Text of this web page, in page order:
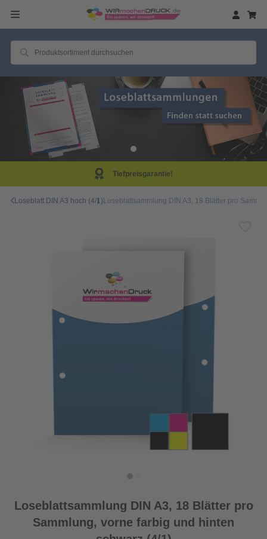
Loseblatt DIN A3 hoch (4/1)Loseblattsammlung DIN A3, 18 Blätter pro
Loseblattsammlung DIN A3, 18 Blätter pro
Sammlung, vorne farbig und hinten